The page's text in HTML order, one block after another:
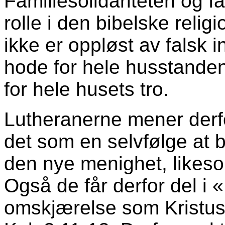
rolle i den bibelske
ikke er oppløst av falsk
hode for hele
for hele husets tro.
Lutheranerne mener
det som en selvfølge at
den nye menighet,
Også de får derfor del i
omskjærelse som